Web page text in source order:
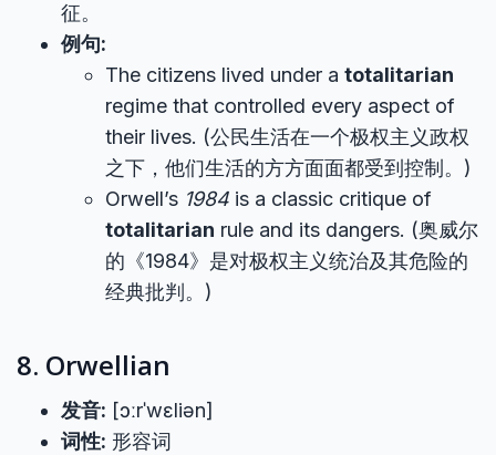
征。
例句:
The citizens lived under a totalitarian
regime that controlled every aspect of
their lives. (公民生活在一个极权主义政权
之下，他们生活的方方面面都受到控制。)
Orwell’s 1984 is a classic critique of
totalitarian rule and its dangers. (奥威尔
的《1984》是对极权主义统治及其危险的
经典批判。)
8. Orwellian
发音: [ɔːrˈwɛliən]
词性: 形容词